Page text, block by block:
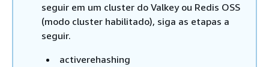
seguir em um cluster do Valkey ou Redis OSS
(modo cluster habilitado), siga as etapas a
seguir.
activerehashing